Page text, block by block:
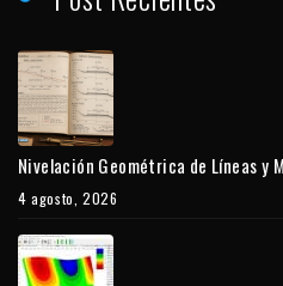
Nivelación Geométrica de Líneas y
4 agosto, 2026